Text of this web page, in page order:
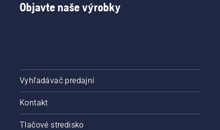
Objavte naše výrobky
Vyhľadávač predajní
Kontakt
Tlačové stredisko